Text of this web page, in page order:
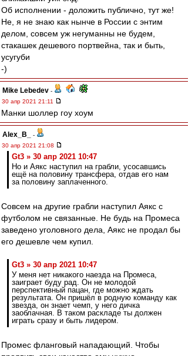
Об исполнении - доложить публично, тут же!
Не, я не знаю как нынче в России с энтим
делом, совсем уж негуманны не будем,
стакашек дешевого портвейна, так и быть,
усугуби
-)
Mike Lebedev -
30 апр 2021 21:11
Манки шоллер гоу хоум
Alex_B_
-
30 апр 2021 21:08
Gt3 » 30 апр 2021 10:47
Но и Аякс наступил на грабли, усосавшись
ещё на половину трансфера, отдав его нам
за половину заплаченного.
Совсем на другие грабли наступил Аякс с
футболом не связанные. Не будь на Промеса
заведено уголовного дела, Аякс не продал бы
его дешевле чем купил.
Gt3 » 30 апр 2021 10:47
У меня нет никакого наезда на Промеса,
заиграет буду рад. Он не молодой
перспективный пацан, где можно ждать
результата. Он пришёл в родную команду как
звезда, он знает чемп, у него дичка
заоблачная. В таком раскладе ты должен
играть сразу и быть лидером.
Промес фланговый нападающий. Чтобы